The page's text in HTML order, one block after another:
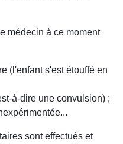
médecin à ce moment
(l'enfant s'est étouffé en
à-dire une convulsion) ;
sont effectués et